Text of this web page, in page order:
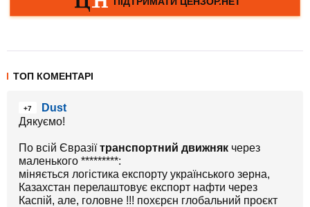
ТОП КОМЕНТАРІ
+7
Dust
Дякуємо!
По всій Євразіїтранспортний движняк через
маленького *********:
міняється логістика експорту українського зерна,
Казахстан перелаштовує експорт нафти через
Каспій, але, головне !!! похєрєн глобальний проєкт